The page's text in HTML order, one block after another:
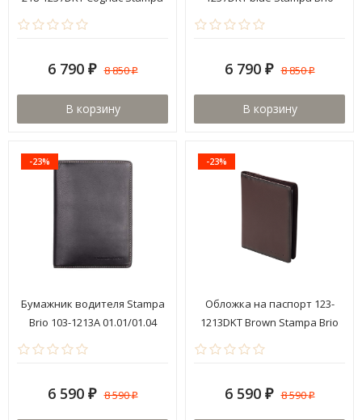
6 790 ₽ 8 850₽
В корзину
6 790 ₽ 8 850₽
В корзину
-23%
Бумажник водителя Stampa
Brio 103-1213A 01.01/01.04
6 590 ₽ 8 590₽
-23%
Обложка на паспорт 123-
1213DKT Brown Stampa Brio
6 590 ₽ 8 590₽